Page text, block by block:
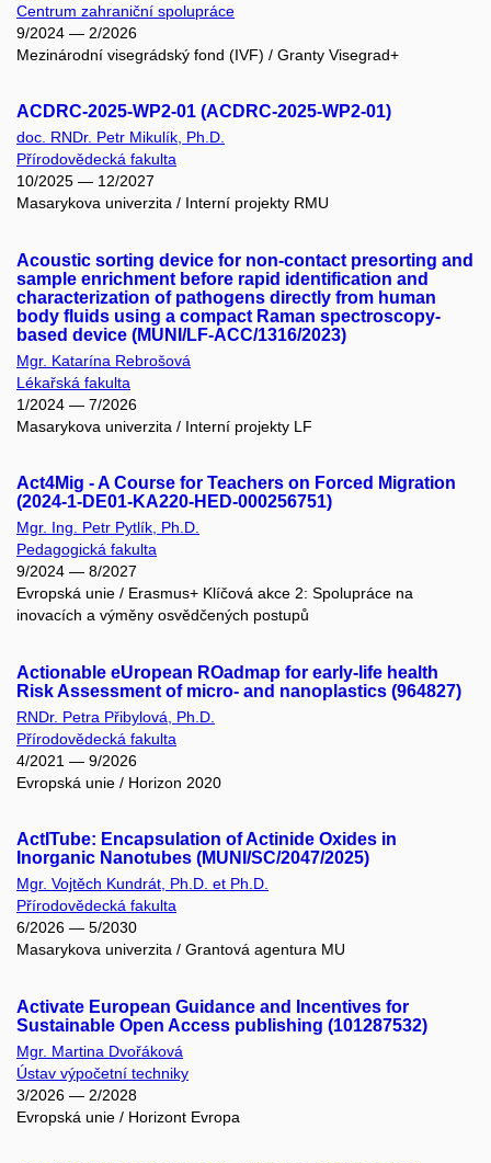
Centrum zahraniční spolupráce
9/2024 — 2/2026
Mezinárodní visegrádský fond (IVF) / Granty Visegrad+
ACDRC-2025-WP2-01 (ACDRC-2025-WP2-01)
doc. RNDr. Petr Mikulík, Ph.D.
Přírodovědecká fakulta
10/2025 — 12/2027
Masarykova univerzita / Interní projekty RMU
Acoustic sorting device for non-contact presorting and
sample enrichment before rapid identification and
characterization of pathogens directly from human
body fluids using a compact Raman spectroscopy-
based device (MUNI/LF-ACC/1316/2023)
Mgr. Katarína Rebrošová
Lékařská fakulta
1/2024 — 7/2026
Masarykova univerzita / Interní projekty LF
Act4Mig - A Course for Teachers on Forced Migration
(2024-1-DE01-KA220-HED-000256751)
Mgr. Ing. Petr Pytlík, Ph.D.
Pedagogická fakulta
9/2024 — 8/2027
Evropská unie / Erasmus+ Klíčová akce 2: Spolupráce na
inovacích a výměny osvědčených postupů
Actionable eUropean ROadmap for early-life health
Risk Assessment of micro- and nanoplastics (964827)
RNDr. Petra Přibylová, Ph.D.
Přírodovědecká fakulta
4/2021 — 9/2026
Evropská unie / Horizon 2020
ActITube: Encapsulation of Actinide Oxides in
Inorganic Nanotubes (MUNI/SC/2047/2025)
Mgr. Vojtěch Kundrát, Ph.D. et Ph.D.
Přírodovědecká fakulta
6/2026 — 5/2030
Masarykova univerzita / Grantová agentura MU
Activate European Guidance and Incentives for
Sustainable Open Access publishing (101287532)
Mgr. Martina Dvořáková
Ústav výpočetní techniky
3/2026 — 2/2028
Evropská unie / Horizont Evropa